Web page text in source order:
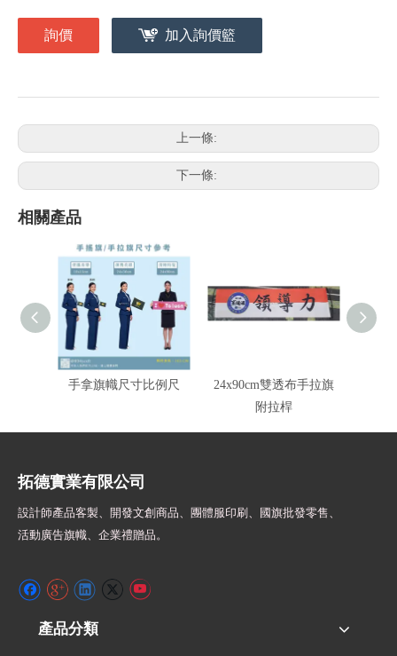
詢價 加入詢價籃
上一條:
下一條:
相關產品
手拿旗幟尺寸比例尺
24x90cm雙透布手拉旗
附拉桿
拓德實業有限公司
設計師產品客製、開發文創商品、團體服印刷、
國旗批發零售、
活動廣告旗幟、 企業禮贈品。
產品分類